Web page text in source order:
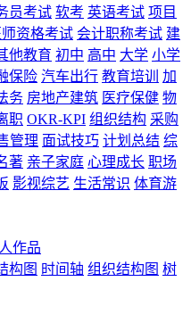
员考试 软考 英语考试 项目
资格考试 会计职称考试 建
他教育 初中 高中 大学 小学
保险 汽车出行 教育培训
加
务 房地产建筑 医疗保健 物
职 OKR-KPI 组织结构 采购
管理 面试技巧 计划总结 综
著 亲子家庭 心理成长 职场
影视综艺 生活常识 体育游
作品
构图 时间轴 组织结构图 树